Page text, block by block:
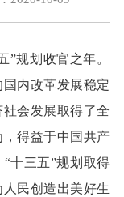
”规划收官之年。
内改革发展稳定
会发展取得了全
得益于中国共产
十三五”规划取得
民创造出美好生